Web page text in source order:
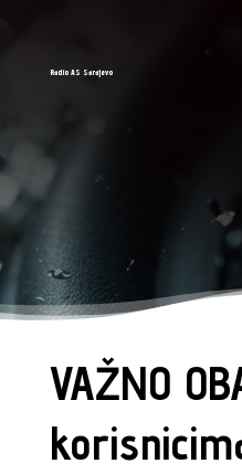
Radio AS Sarajevo
VAŽNO